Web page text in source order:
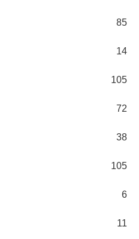
85
14
105
72
38
105
6
11